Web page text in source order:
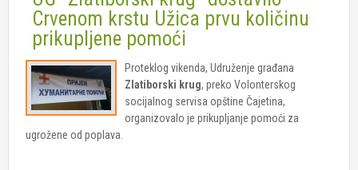
Crvenom krstu Užica prvu količinu
prikupljene pomoći
Proteklog vikenda, Udruženje građana
Zlatiborski krug, preko Volonterskog
socijalnog servisa opštine Čajetina,
organizovalo je prikupljanje pomoći za
ugrožene od poplava.